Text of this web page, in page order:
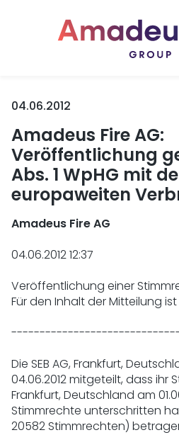
04.06.2012
Amadeus Fire AG:
Veröffentlichung
Abs. 1 WpHG mit
europaweiten
Amadeus Fire AG
04.06.2012 12:37
Veröffentlichung einer
Für den Inhalt der Mitteilung
Die SEB AG, Frankfurt,
04.06.2012 mitgeteilt, dass ihr
Frankfurt, Deutschland am
Stimmrechte unterschritten
20582 Stimmrechten)